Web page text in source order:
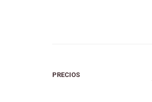
PRECIOS